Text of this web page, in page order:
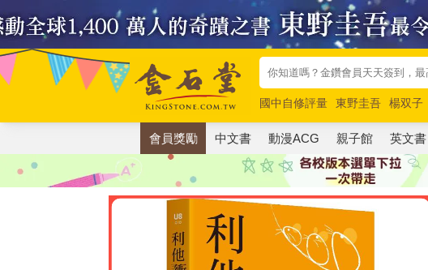
國中自修評量 東野圭吾 楊双子
唯紅花綻放
奧德賽 路邊攤新作
會員獎勵 中文書 動漫ACG 親子館 英文書